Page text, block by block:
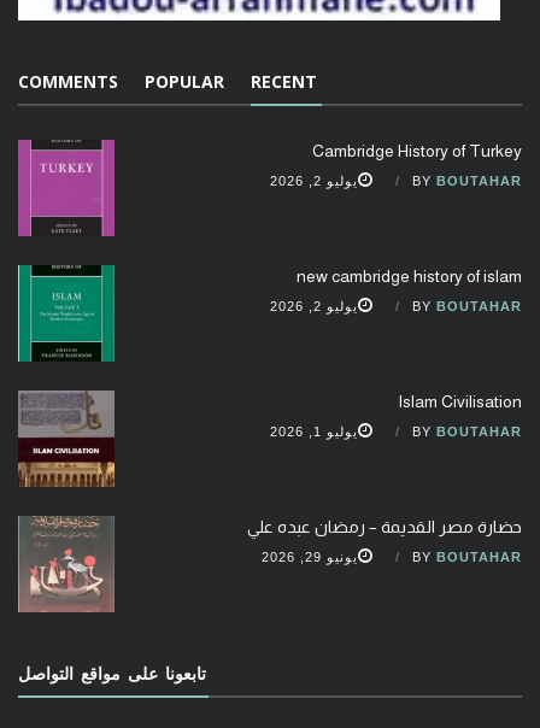
RECENT
POPULAR
COMMENTS
Cambridge History of Turkey
BY BOUTAHAR يوليو 2, 2026
new cambridge history of islam
BY BOUTAHAR يوليو 2, 2026
Islam Civilisation
BY BOUTAHAR يوليو 1, 2026
حضارة مصر القديمة – رمضان عبده علي
BY BOUTAHAR يونيو 29, 2026
تابعونا على مواقع التواصل